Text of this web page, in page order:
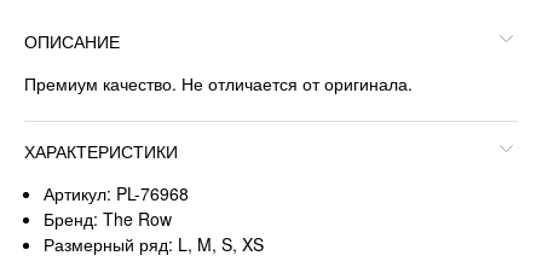
ОПИСАНИЕ
Премиум качество. Не отличается от оригинала.
ХАРАКТЕРИСТИКИ
Артикул: PL-76968
Бренд: The Row
Размерный ряд: L, M, S, XS